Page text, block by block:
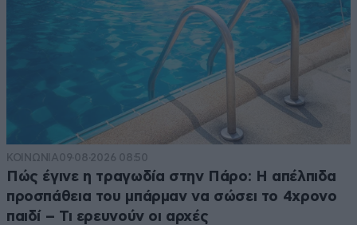
ΚΟΙΝΩΝΙΑ09·08·2026 08:50
Πώς έγινε η τραγωδία στην Πάρο: Η απέλπιδα
προσπάθεια του μπάρμαν να σώσει το 4χρονο
παιδί – Τι ερευνούν οι αρχές